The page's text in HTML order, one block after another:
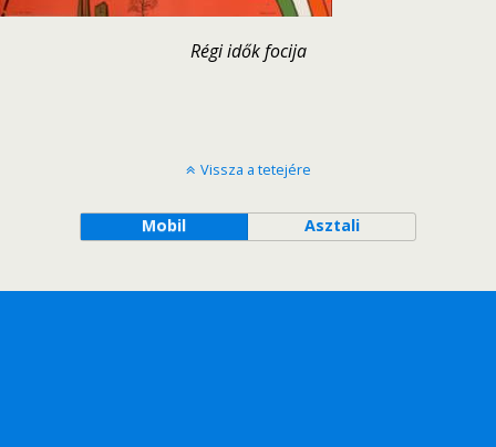
Régi idők focija
Vissza a tetejére
Mobil Asztali